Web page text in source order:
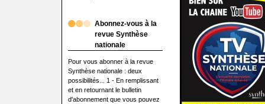
Abonnez-vous à la
revue Synthèse
nationale
Pour vous abonner à la revue
Synthèse nationale : deux
possibilités... 1 - En remplissant
et en retournant le bulletin
d'abonnement que vous pouvez